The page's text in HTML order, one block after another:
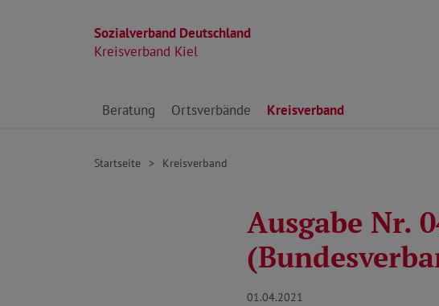
Sozialverband Deutschland
Kreisverband Kiel
Direkt zu den Inhalten springen
Beratung Ortsverbände Kreisverband
Startseite Kreisverband
Ausgabe Nr.
01.04.2021